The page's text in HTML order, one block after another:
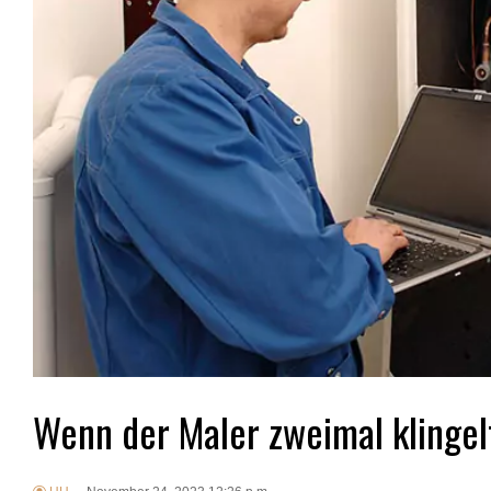
Wenn der Maler zweimal